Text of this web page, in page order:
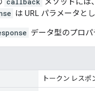
は URL パラメータと
データ型のプロパ
トークン レスポ